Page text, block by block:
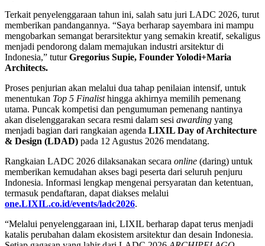
Terkait penyelenggaraan tahun ini, salah satu juri LADC 2026, turut
memberikan pandangannya. “Saya berharap sayembara ini mampu
mengobarkan semangat berarsitektur yang semakin kreatif, sekaligus
menjadi pendorong dalam memajukan industri arsitektur di
Indonesia,” tuturGregorius Supie, Founder Yolodi+Maria
Architects.
Proses penjurian akan melalui dua tahap penilaian intensif, untuk
menentukan Top 5 Finalisthingga akhirnya memilih pemenang
utama. Puncak kompetisi dan pengumuman pemenang nantinya
akan diselenggarakan secara resmi dalam sesi awarding yang
menjadi bagian dari rangkaian agenda LIXIL Day of Architecture
& Design (LDAD) pada 12 Agustus 2026 mendatang.
Rangkaian LADC 2026 dilaksanakan secara online (daring) untuk
memberikan kemudahan akses bagi peserta dari seluruh penjuru
Indonesia. Informasi lengkap mengenai persyaratan dan ketentuan,
termasuk pendaftaran, dapat diakses melalui
one.LIXIL.co.id/events/ladc2026.
“Melalui penyelenggaraan ini, LIXIL berharap dapat terus menjadi
katalis perubahan dalam ekosistem arsitektur dan desain Indonesia.